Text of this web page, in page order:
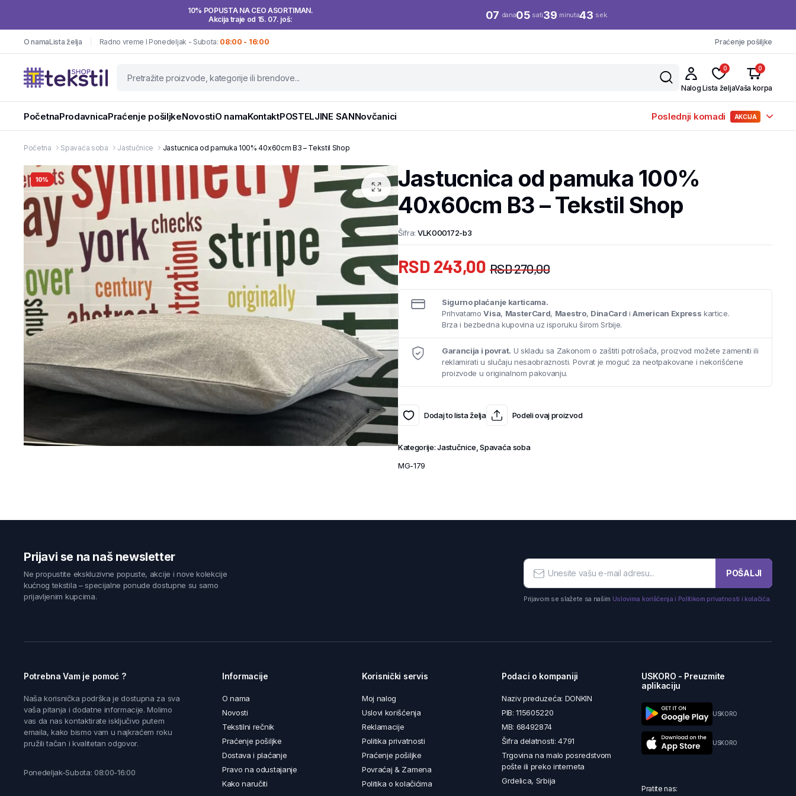
10% POPUSTA NA CEO ASORTIMAN.
Akcija traje od 15. 07. još:
07 dana05 sati39 minuta42 sek.
O namaLista želja Radno vreme I Ponedeljak - Subota: 08:00 - 16:00 Praćenje pošiljke
Nalog
0
Lista želja
0
Vaša korpa
PočetnaProdavnicaPraćenje pošiljkeNovostiO namaKontaktPOSTELJINE SANNovčanici Poslednji komadi AKCIJA
Početna Spavaća soba Jastučnice Jastucnica od pamuka 100% 40x60cm B3 – Tekstil Shop
10%
Jastucnica od pamuka 100%
40x60cm B3 – Tekstil Shop
Šifra: VLK000172-b3
RSD270,00
RSD243,00
Sigurno plaćanje karticama.
PrihvatamoVisa, MasterCard, Maestro, DinaCard iAmerican Express kartice.
Brza i bezbedna kupovina uz isporuku širom Srbije.
Garancija i povrat. U skladu sa Zakonom o zaštiti potrošača, proizvod možete zameniti ili
reklamirati u slučaju nesaobraznosti. Povrat je moguć za neotpakovane i nekorišćene
proizvode u originalnom pakovanju.
Dodaj to lista želja Podeli ovaj proizvod
Kategorije:Jastučnice ,Spavaća soba
MG-179
Prijavi se na naš newsletter
Ne propustite ekskluzivne popuste, akcije i nove kolekcije
kućnog tekstila – specijalne ponude dostupne su samo
prijavljenim kupcima.
POŠALJI
Prijavom se slažete sa našim Uslovima korišćenja i Politikom privatnosti i kolačića.
Potrebna Vam je pomoć ?
Naša korisnička podrška je dostupna za sva
vaša pitanja i dodatne informacije. Molimo
vas da nas kontaktirate isključivo putem
emaila, kako bismo vam u najkraćem roku
pružili tačan i kvalitetan odgovor.
Ponedeljak-Subota: 08:00-16:00
Informacije
O nama
Novosti
Tekstilni rečnik
Praćenje pošiljke
Dostava i plaćanje
Pravo na odustajanje
Kako naručiti
Korisnički servis
Moj nalog
Uslovi korišćenja
Reklamacije
Politika privatnosti
Praćenje pošiljke
Povraćaj & Zamena
Politika o kolačićima
Podaci o kompaniji
Naziv preduzeća: DONKIN
PIB: 115605220
MB: 68492874
Šifra delatnosti: 4791
Trgovina na malo posredstvom
pošte ili preko interneta
Grdelica, Srbija
USKORO - Preuzmite
aplikaciju
USKORO
USKORO
Pratite nas: